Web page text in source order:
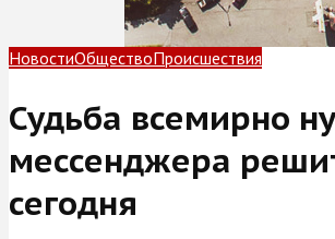
НовостиОбществоПроисшествия
Судьба всемирно
мессенджера
сегодня